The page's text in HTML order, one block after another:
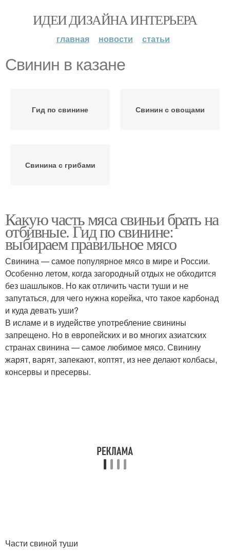
ИДЕИ ДИЗАЙНА ИНТЕРЬЕРА
главная новости статьи
Свинин в казане
Гид по свинине Свинин с овощами
Свинина с грибами
Какую часть мяса свиньи брать на
отбивные. Гид по свинине:
выбираем правильное мясо
Свинина — самое популярное мясо в мире и России.
Особенно летом, когда загородный отдых не обходится
без шашлыков. Но как отличить части туши и не
запутаться, для чего нужна корейка, что такое карбонад
и куда девать уши?
В исламе и в иудействе употребление свинины
запрещено. Но в европейских и во многих азиатских
странах свинина — самое любимое мясо. Свинину
жарят, варят, запекают, коптят, из нее делают колбасы,
консервы и пресервы.
Части свиной туши